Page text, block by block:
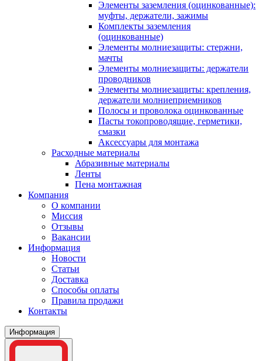
Элементы заземления (оцинкованные):
муфты, держатели, зажимы
Комплекты заземления
(оцинкованные)
Элементы молниезащиты: стержни,
мачты
Элементы молниезащиты: держатели
проводников
Элементы молниезащиты: крепления,
держатели молниеприемников
Полосы и проволока оцинкованные
Пасты токопроводящие, герметики,
смазки
Аксессуары для монтажа
Расходные материалы
Абразивные материалы
Ленты
Пена монтажная
Компания
О компании
Миссия
Отзывы
Вакансии
Информация
Новости
Статьи
Доставка
Способы оплаты
Правила продажи
Контакты
Информация